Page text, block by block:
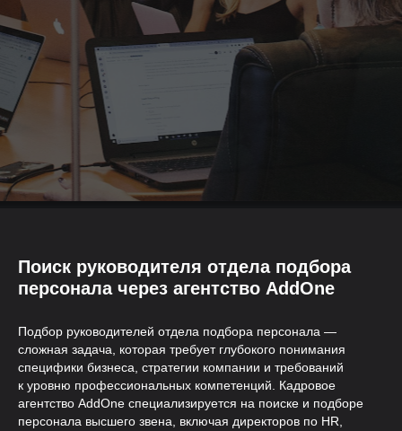
Поиск руководителя отдела подбора
персонала через агентство AddOne
Подбор руководителей отдела подбора персонала —
сложная задача, которая требует глубокого понимания
специфики бизнеса, стратегии компании и требований
к уровню профессиональных компетенций. Кадровое
агентство AddOne специализируется на поиске и подборе
персонала высшего звена, включая директоров по HR,